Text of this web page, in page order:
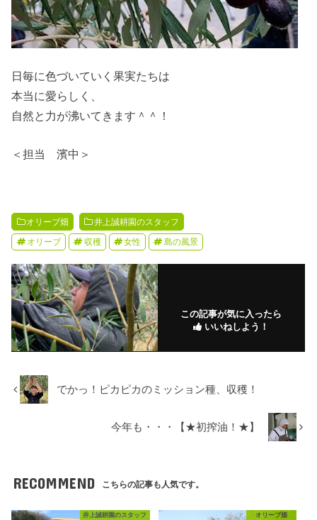
日毎に色づいていく果実たちは
本当に愛らしく、
自然と力が沸いてきます＾＾！
＜担当 濱中＞
オリーブ畑 井上誠耕園のスタッフ
オリーブ 収穫 女性 島の風景
この記事が気に入ったら
いいねしよう！
でかっ！ピカピカのミッション種、収穫！
今年も・・・【★初搾油！★】
RECOMMEND こちらの記事も人気です。
井上誠耕園のスタッフ オリーブ畑